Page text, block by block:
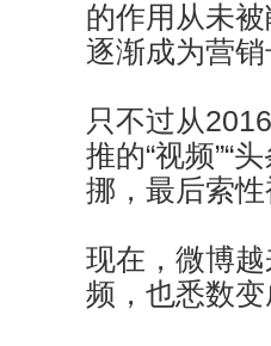
的作用从未
逐渐成为营
只不过从
推的“视频”“
挪，最后索性
现在，微博
频，也悉数